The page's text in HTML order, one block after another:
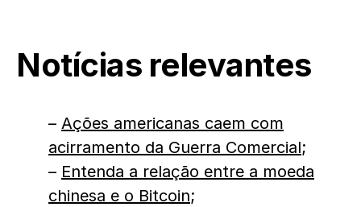
Notícias relevantes
– Ações americanas caem com
acirramento da Guerra Comercial;
– Entenda a relação entre a moeda
chinesa e o Bitcoin;